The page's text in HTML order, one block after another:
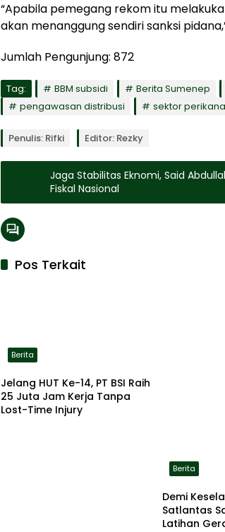
“Apabila pemegang rekom itu
akan menanggung sendiri sanksi
Jumlah Pengunjung: 872
Tag: BBM subsidi Berita Sumenep
pengawasan distribusi
sektor
Penulis: Rifki Editor: Rezky
Jaga Stabilitas Eknomi, Said
Fiskal Nasional
Pos Terkait
Berita
Jelang HUT Ke-14, PT BSI Raih
25 Juta Jam Kerja Tanpa
Lost-Time Injury
Berita
Demi
Satlantas
Latihan